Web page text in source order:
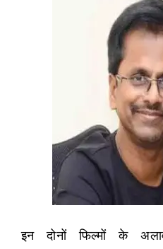
इन दोनों फिल्मों के